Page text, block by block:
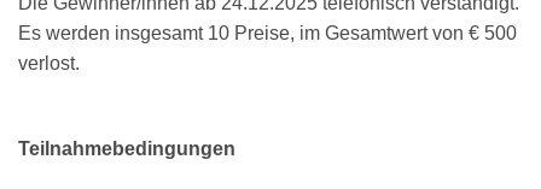
Es werden insgesamt 10 Preise, im Gesamtwert von € 500
verlost.
Teilnahmebedingungen